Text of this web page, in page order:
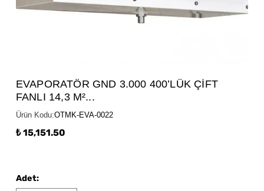
EVAPORATÖR GND 3.000 400’LÜK ÇİFT
FANLI 14,3 M²...
Ürün Kodu:OTMK-EVA-0022
₺ 15,151.50
Adet: